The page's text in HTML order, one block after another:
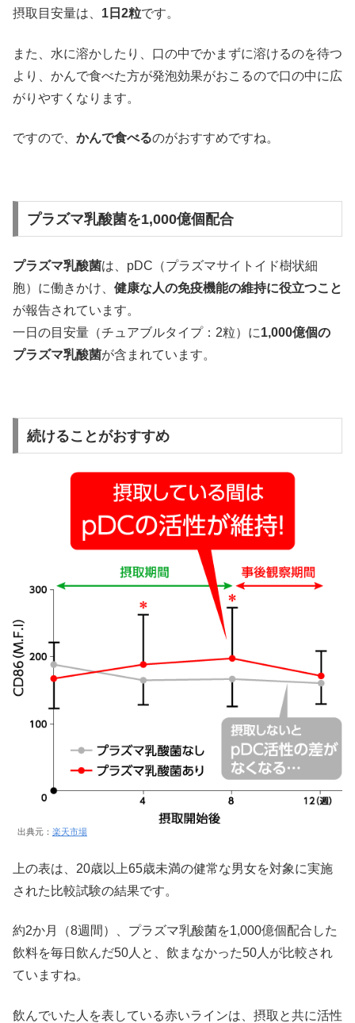
摂取目安量は、 1日2粒です。
また、水に溶かしたり、口の中でかまずに溶けるのを待つ
より、かんで食べた方が発泡効果がおこるので口の中に広
がりやすくなります。
ですので、 かんで食べるのがおすすめですね。
プラズマ乳酸菌を1,000億個配合
プラズマ乳酸菌は、pDC（プラズマサイトイド樹状細
胞）に働きかけ、 健康な人の免疫機能の維持に役立つこと
が報告されています。
一日の目安量（チュアブルタイプ：2粒）に1,000億個の
プラズマ乳酸菌が含まれています。
続けることがおすすめ
出典元： 楽天市場
上の表は、20歳以上65歳未満の健常な男女を対象に実施
された比較試験の結果です。
約2か月（8週間）、プラズマ乳酸菌を1,000億個配合した
飲料を毎日飲んだ50人と、飲まなかった50人が比較され
ていますね。
飲んでいた人を表している赤いラインは、摂取と共に活性